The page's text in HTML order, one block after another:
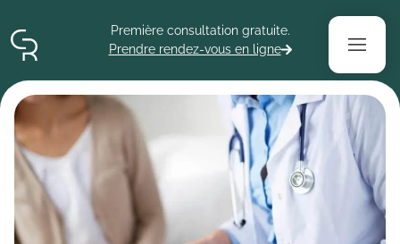
Première consultation gratuite.
Prendre rendez-vous en ligne